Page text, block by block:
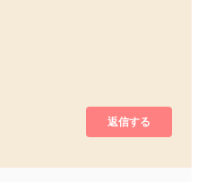
返信する